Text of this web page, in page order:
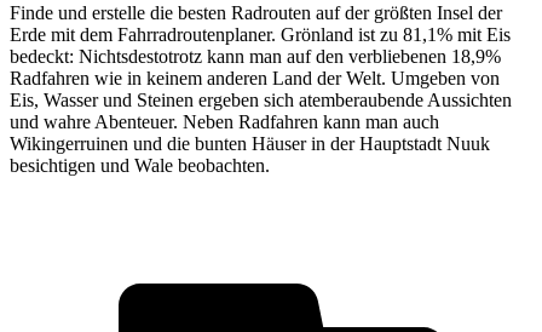
Finde und erstelle die besten Radrouten auf der größten Insel der
Erde mit dem Fahrradroutenplaner. Grönland ist zu 81,1% mit Eis
bedeckt: Nichtsdestotrotz kann man auf den verbliebenen 18,9%
Radfahren wie in keinem anderen Land der Welt. Umgeben von
Eis, Wasser und Steinen ergeben sich atemberaubende Aussichten
und wahre Abenteuer. Neben Radfahren kann man auch
Wikingerruinen und die bunten Häuser in der Hauptstadt Nuuk
besichtigen und Wale beobachten.